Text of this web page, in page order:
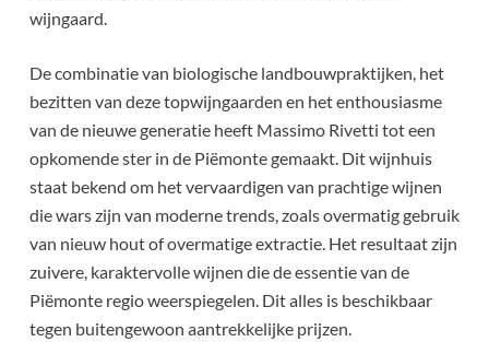
wijngaard.
De combinatie van biologische landbouwpraktijken, het
bezitten van deze topwijngaarden en het enthousiasme
van de nieuwe generatie heeft Massimo Rivetti tot een
opkomende ster in de Piëmonte gemaakt. Dit wijnhuis
staat bekend om het vervaardigen van prachtige wijnen
die wars zijn van moderne trends, zoals overmatig gebruik
van nieuw hout of overmatige extractie. Het resultaat zijn
zuivere, karaktervolle wijnen die de essentie van de
Piëmonte regio weerspiegelen. Dit alles is beschikbaar
tegen buitengewoon aantrekkelijke prijzen.